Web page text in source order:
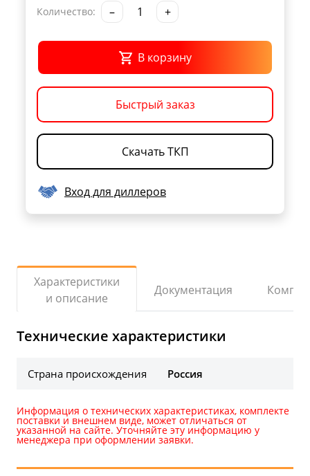
Количество: – +
В корзину
Быстрый заказ
Скачать ТКП
Вход для диллеров
Характеристики
и описание
Документация
Технические характеристики
Страна происхождения Россия
Информация о технических характеристиках, комплекте
поставки и внешнем виде, может отличаться от
указанной на сайте. Уточняйте эту информацию у
менеджера при оформлении заявки.